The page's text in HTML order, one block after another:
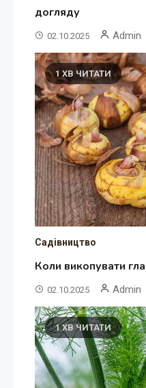
догляду
02.10.2025 Admin
1 ХВ ЧИТАТИ
Садівництво
Коли викопувати
02.10.2025 Admin
1 ХВ ЧИТАТИ